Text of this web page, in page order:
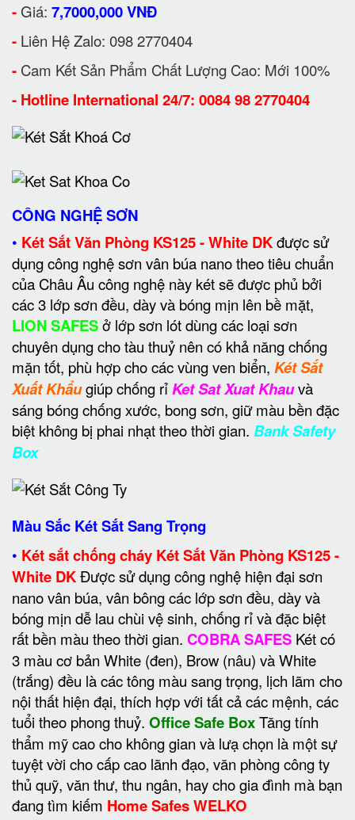
- Giá: 7,7000,000 VNĐ
- Liên Hệ Zalo: 098 2770404
- Cam Kết Sản Phẩm Chất Lượng Cao: Mới 100%
- Hotline International 24/7: 0084 98 2770404
CÔNG NGHỆ SƠN
• Két Sắt Văn Phòng KS125 - White DKđược sử
dụng công nghệ sơn vân búa nano theo tiêu chuẩn
của Châu Âu công nghệ này két sẽ được phủ bởi
các 3 lớp sơn đều, dày và bóng mịn lên bề mặt,
LION SAFESở lớp sơn lót dùng các loại sơn
chuyên dụng cho tàu thuỷ nên có khả năng chống
mặn tốt, phù hợp cho các vùng ven biển, Két Sắt
Xuất Khẩugiúp chống rỉKet Sat Xuat Khauvà
sáng bóng chống xước, bong sơn, giữ màu bền đặc
biệt không bị phai nhạt theo thời gian. Bank Safety
Box
Màu Sắc Két Sắt Sang Trọng
• Két sắt chống cháy Két Sắt Văn Phòng KS125 -
White DKĐược sử dụng công nghệ hiện đại sơn
nano vân búa, vân bông các lớp sơn đều, dày và
bóng mịn dễ lau chùi vệ sinh, chống rỉ và đặc biệt
rất bền màu theo thời gian. COBRA SAFES Két có
3 màu cơ bản White (đen), Brow (nâu) và White
(trắng) đều là các tông màu sang trọng, lịch lãm cho
nội thất hiện đại, thích hợp với tất cả các mệnh, các
tuổi theo phong thuỷ. Office Safe BoxTăng tính
thẩm mỹ cao cho không gian và lưạ chọn là một sự
tuyệt vời cho cấp cao lãnh đạo, văn phòng công ty
thủ quỹ, văn thư, thu ngân, hay cho gia đình mà bạn
đang tìm kiếm Home Safes WELKO